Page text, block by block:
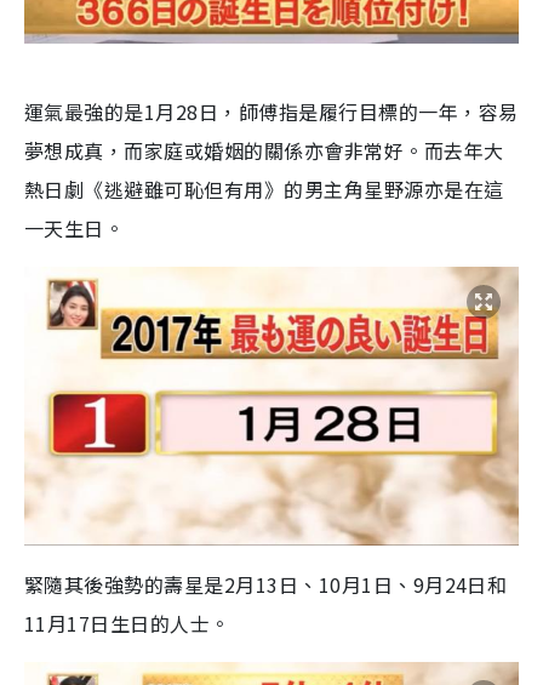
運氣最強的是1月28日，師傅指是履行目標的一年，容易
夢想成真，而家庭或婚姻的關係亦會非常好。而去年大
熱日劇《逃避雖可恥但有用》的男主角星野源亦是在這
一天生日。
緊隨其後強勢的壽星是2月13日、10月1日、9月24日和
11月17日生日的人士。